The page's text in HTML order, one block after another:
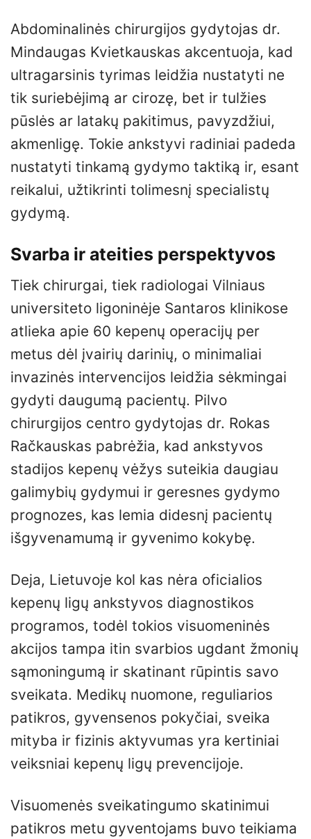
Abdominalinės chirurgijos gydytojas dr.
Mindaugas Kvietkauskas akcentuoja, kad
ultragarsinis tyrimas leidžia nustatyti ne
tik suriebėjimą ar cirozę, bet ir tulžies
pūslės ar latakų pakitimus, pavyzdžiui,
akmenligę. Tokie ankstyvi radiniai padeda
nustatyti tinkamą gydymo taktiką ir, esant
reikalui, užtikrinti tolimesnį specialistų
gydymą.
Svarba ir ateities perspektyvos
Tiek chirurgai, tiek radiologai Vilniaus
universiteto ligoninėje Santaros klinikose
atlieka apie 60 kepenų operacijų per
metus dėl įvairių darinių, o minimaliai
invazinės intervencijos leidžia sėkmingai
gydyti daugumą pacientų. Pilvo
chirurgijos centro gydytojas dr. Rokas
Račkauskas pabrėžia, kad ankstyvos
stadijos kepenų vėžys suteikia daugiau
galimybių gydymui ir geresnes gydymo
prognozes, kas lemia didesnį pacientų
išgyvenamumą ir gyvenimo kokybę.
Deja, Lietuvoje kol kas nėra oficialios
kepenų ligų ankstyvos diagnostikos
programos, todėl tokios visuomeninės
akcijos tampa itin svarbios ugdant žmonių
sąmoningumą ir skatinant rūpintis savo
sveikata. Medikų nuomone, reguliarios
patikros, gyvensenos pokyčiai, sveika
mityba ir fizinis aktyvumas yra kertiniai
veiksniai kepenų ligų prevencijoje.
Visuomenės sveikatingumo skatinimui
patikros metu gyventojams buvo teikiama